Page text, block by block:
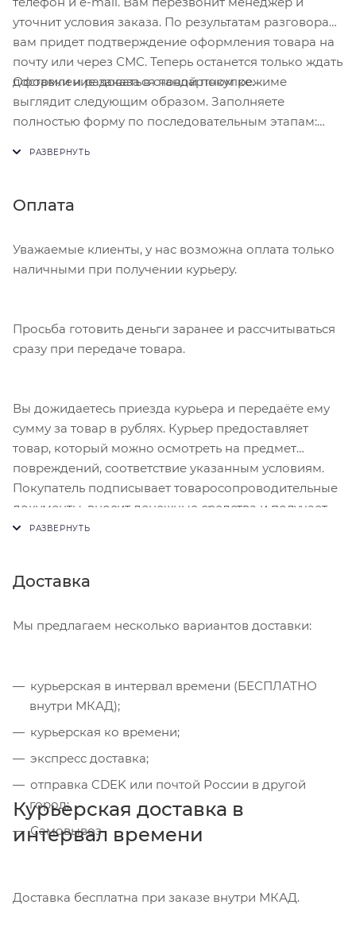
уточнит условия заказа. По результатам разговора
вам придет подтверждение оформления товара на
почту или через СМС. Теперь останется только ждать
доставки и радоваться новой покупке.
Оформление заказа в стандартном режиме
выглядит следующим образом. Заполняете
полностью форму по последовательным этапам:
Нажмите кнопку «Оформить заказ».
Оплата
Уважаемые клиенты, у нас возможна оплата только
наличными при получении курьеру.
Просьба готовить деньги заранее и рассчитываться
сразу при передаче товара.
Вы дожидаетесь приезда курьера и передаёте ему
сумму за товар в рублях. Курьер предоставляет
товар, который можно осмотреть на предмет
повреждений, соответствие указанным условиям.
Покупатель подписывает товаросопроводительные
документы, вносит денежные средства и получает
чек.
Доставка
Мы предлагаем несколько вариантов доставки:
курьерская в интервал времени (БЕСПЛАТНО
внутри МКАД);
курьерская ко времени;
экспресс доставка;
отправка CDEK или почтой России в другой
город;
Самовывоз
Курьерская доставка в
интервал времени
Доставка бесплатна при заказе внутри МКАД.